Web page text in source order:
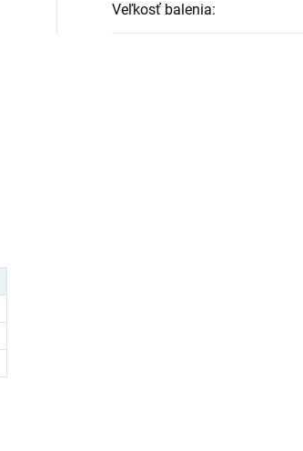
Veľkosť balenia: